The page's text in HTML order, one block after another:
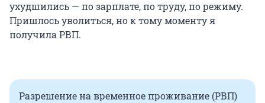
ухудшились — по зарплате, по труду, по режиму.
Пришлось уволиться, но к тому моменту я
получила РВП.
Разрешение на временное проживание (РВП)